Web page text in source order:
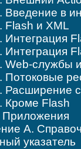
Введение в
Flash и
Интеграция
Интеграция
Web-
Потоковые
Расширение
Кроме
А.